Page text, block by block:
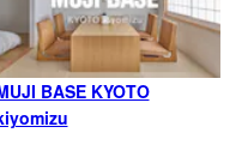
BASE KYOTO